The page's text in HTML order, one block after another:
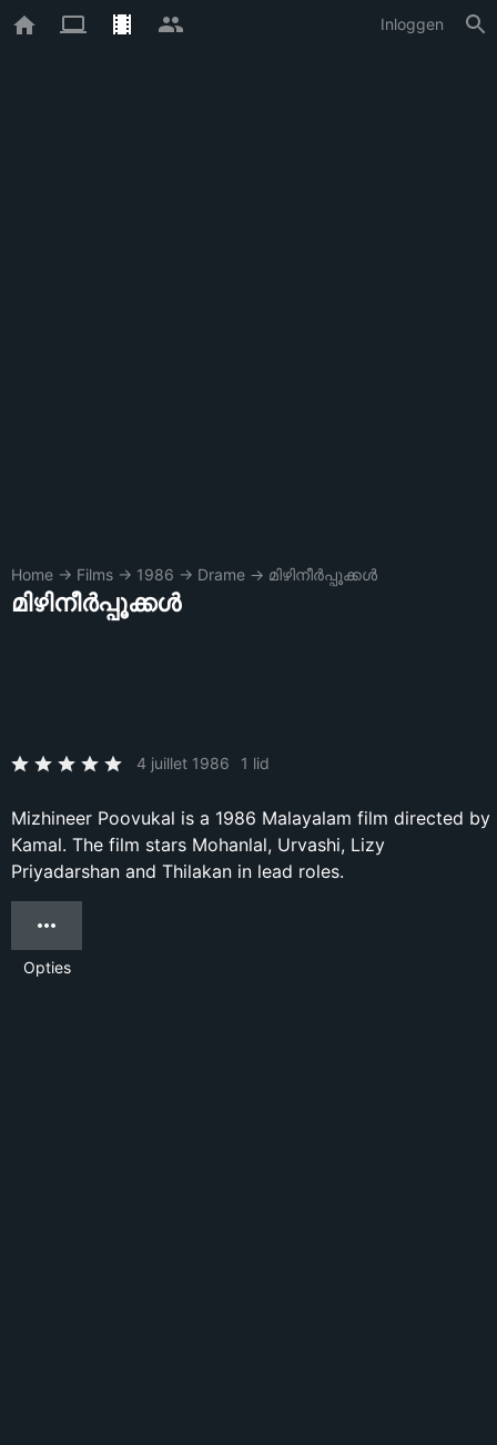
Inloggen
Home → Films → 1986 → Drame → മിഴിനീർപ്പൂക്കൾ
മിഴിനീർപ്പൂക്കൾ
4 juillet 1986 1 lid
Mizhineer Poovukal is a 1986 Malayalam film directed by
Kamal. The film stars Mohanlal, Urvashi, Lizy
Priyadarshan and Thilakan in lead roles.
Opties